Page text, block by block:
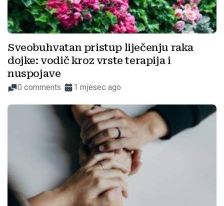
Sveobuhvatan pristup liječenju raka
dojke: vodič kroz vrste terapija i
nuspojave
0 comments 1 mjesec ago